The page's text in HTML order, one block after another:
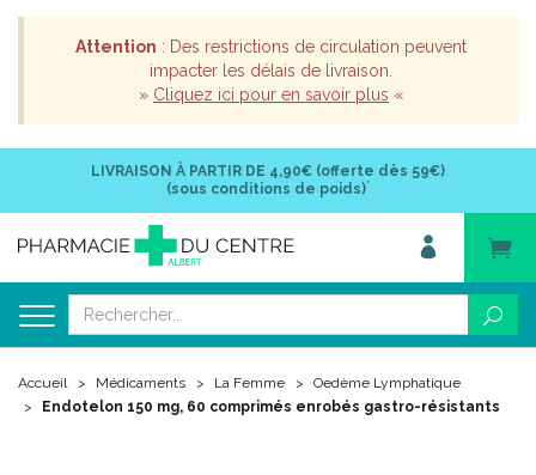
Attention : Des restrictions de circulation peuvent
impacter les délais de livraison.
» Cliquez ici pour en savoir plus «
LIVRAISON À PARTIR DE 4,90€ (offerte dès 59€)
(sous conditions de poids)*
Accueil Médicaments La Femme
Oedème Lymphatique
Endotelon 150 mg, 60 comprimés enrobés gastro-résistants